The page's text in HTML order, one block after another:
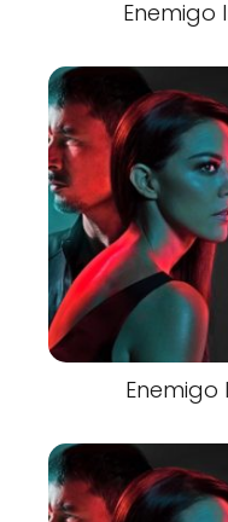
Enemigo
Enemigo